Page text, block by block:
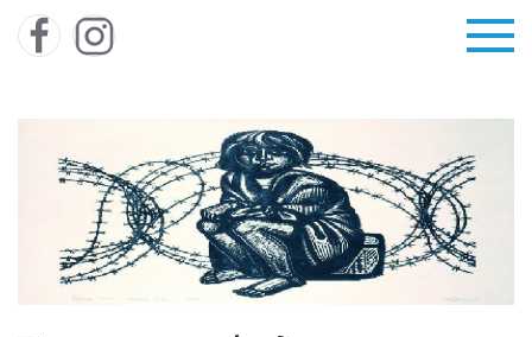
Skip to main content